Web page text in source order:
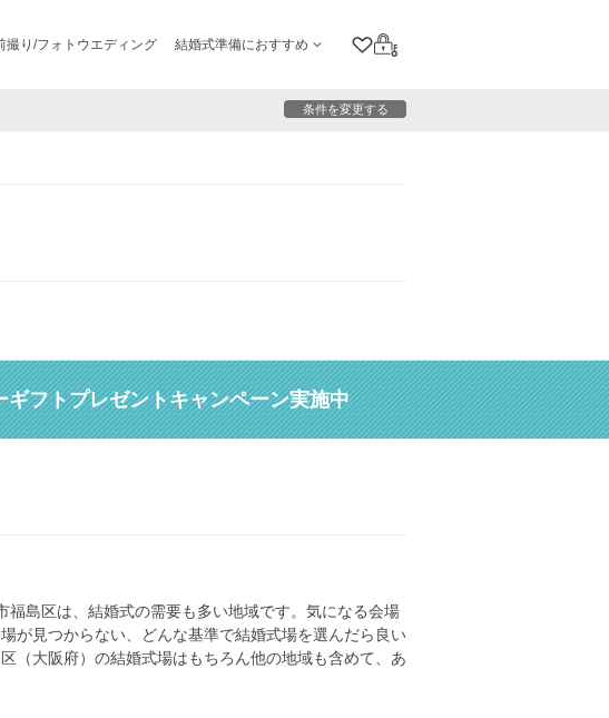
撮り/フォトウエディング 結婚式準備におすすめ
クリップリスト
ログイン
条件を変更する
フトプレゼントキャンペーン実施中
島区は、結婚式の需要も多い地域です。気になる会場
が見つからない、どんな基準で結婚式場を選んだら良い
（大阪府）の結婚式場はもちろん他の地域も含めて、あ